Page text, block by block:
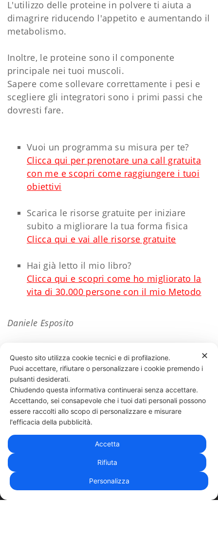
L'utilizzo delle proteine in polvere ti aiuta a
dimagrire riducendo l'appetito e aumentando il
metabolismo.
Inoltre, le proteine sono il componente
principale nei tuoi muscoli.
Sapere come sollevare correttamente i pesi e
scegliere gli integratori sono i primi passi che
dovresti fare.
Vuoi un programma su misura per te?
Clicca qui per prenotare una call gratuita
con me e scopri come raggiungere i tuoi
obiettivi
Scarica le risorse gratuite per iniziare
subito a migliorare la tua forma fisica
Clicca qui e vai alle risorse gratuite
Hai già letto il mio libro?
Clicca qui e scopri come ho migliorato la
vita di 30.000 persone con il mio Metodo
Daniele Esposito
101 LIKES
331 818 4777DANIELE ESPOSITO
| PRIVACY POLICY
✕
Questo sito utilizza cookie tecnici e di profilazione.
Puoi accettare, rifiutare o personalizzare i cookie premendo i
pulsanti desiderati.
Chiudendo questa informativa continuerai senza accettare.
Accettando, sei consapevole che i tuoi dati personali possono
essere raccolti allo scopo di personalizzare e misurare
l'efficacia della pubblicità.
Accetta
Rifiuta
Personalizza